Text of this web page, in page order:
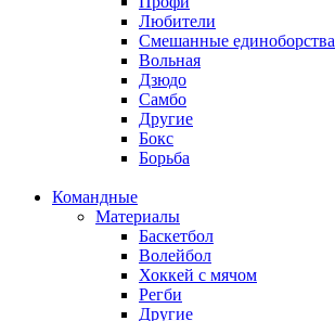
Любители
Смешанные единоборства
Вольная
Дзюдо
Самбо
Другие
Бокс
Борьба
Командные
Материалы
Баскетбол
Волейбол
Хоккей с мячом
Регби
Другие